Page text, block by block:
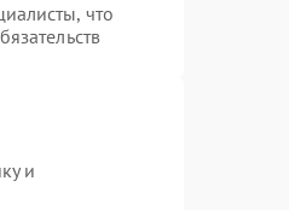
что
и